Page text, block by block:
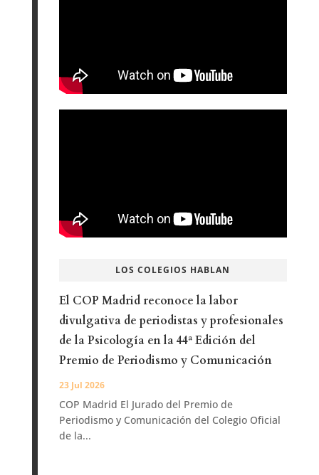
LOS COLEGIOS HABLAN
El COP Madrid reconoce la labor
divulgativa de periodistas y profesionales
de la Psicología en la 44ª Edición del
Premio de Periodismo y Comunicación
23 Jul 2026
COP Madrid El Jurado del Premio de
Periodismo y Comunicación del Colegio Oficial
de la...